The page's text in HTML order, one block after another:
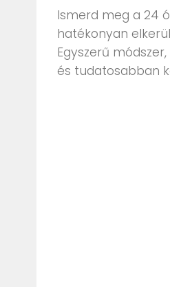
Ismerd meg a 24
hatékonyan
Egyszerű
és tudatosabban